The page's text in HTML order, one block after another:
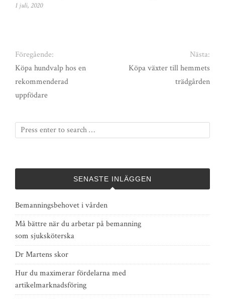
1 juli, 2020
Föregående:
Köpa hundvalp hos en
rekommenderad
uppfödare
Nästa:
Köpa växter till hemmets
trädgården
SENASTE INLÄGGEN
Bemanningsbehovet i vården
Må bättre när du arbetar på bemanning
som sjuksköterska
Dr Martens skor
Hur du maximerar fördelarna med
artikelmarknadsföring